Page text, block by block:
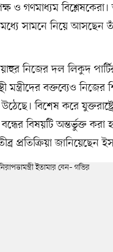
ও গণমাধ্যম
সামনে নিয়ে আসছেন
নিজের দল লিকুদ
মন্ত্রীদের বক্তব্যেও নিজের
বিশেষ করে
বিষয়টি অন্তর্ভুক্ত
প্রতিক্রিয়া জানিয়েছেন